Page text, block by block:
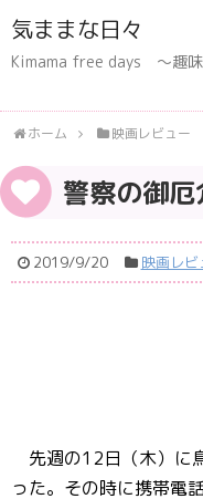
気ままな日々
Kimama free days 〜趣味
ホーム 映画レビュー
警察の御厄
2019/9/20 映画レビ
先週の12日（木）に
った。その時に携帯電